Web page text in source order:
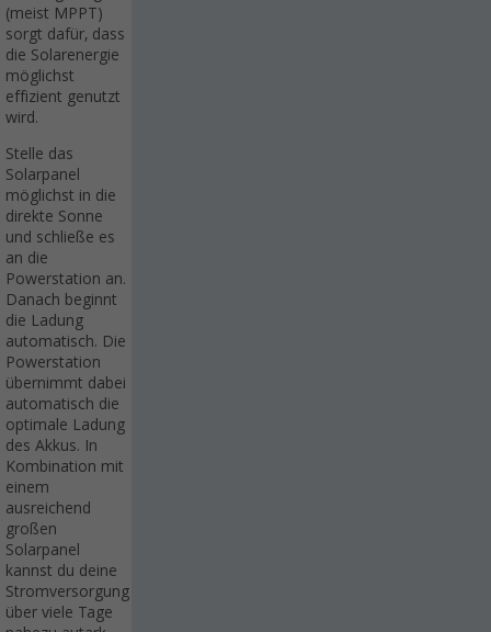
(meist MPPT)
sorgt dafür, dass
die Solarenergie
möglichst
effizient genutzt
wird.
Stelle das
Solarpanel
möglichst in die
direkte Sonne
und schließe es
an die
Powerstation an.
Danach beginnt
die Ladung
automatisch. Die
Powerstation
übernimmt dabei
automatisch die
optimale Ladung
des Akkus. In
Kombination mit
einem
ausreichend
großen
Solarpanel
kannst du deine
Stromversorgung
über viele Tage